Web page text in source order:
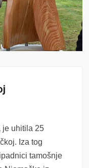
je uhitila 25
Iza tog
tamošnje